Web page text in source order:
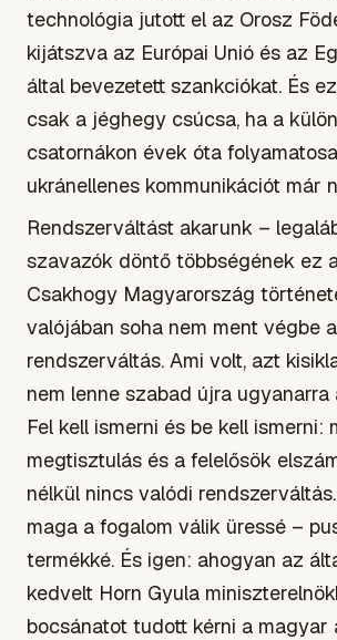
technológia jutott el az Orosz
kijátszva az Európai Unió és az
által bevezetett szankciókat. És
csak a jéghegy csúcsa, ha a
csatornákon évek óta
ukránellenes kommunikációt már
Rendszerváltást akarunk –
szavazók döntő többségének ez
Csakhogy Magyarország
valójában soha nem ment végbe
rendszerváltás. Ami volt, azt
nem lenne szabad újra ugyanarra
Fel kell ismerni és be kell ismerni:
megtisztulás és a felelősök
nélkül nincs valódi
maga a fogalom válik üressé –
termékké. És igen: ahogyan az
kedvelt Horn Gyula
bocsánatot tudott kérni a magyar